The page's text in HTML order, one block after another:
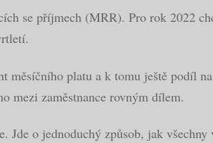
se příjmech (MRR). Pro rok 2022
měsíčního platu a k tomu ještě podíl
mezi zaměstnance rovným dílem.
o jednoduchý způsob, jak